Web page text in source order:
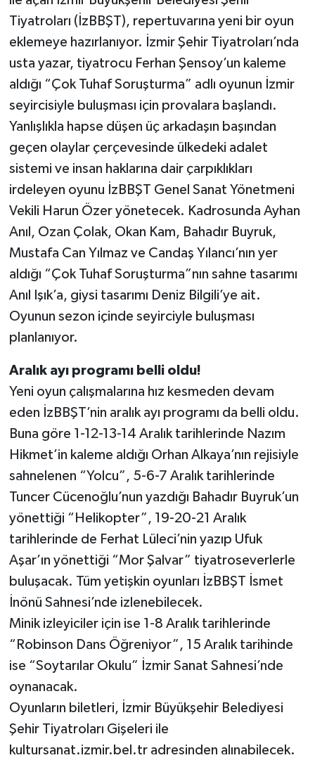
Tiyatroları (İzBBŞT), repertuvarına yeni bir oyun
eklemeye hazırlanıyor. İzmir Şehir Tiyatroları’nda
usta yazar, tiyatrocu Ferhan Şensoy’un kaleme
aldığı “Çok Tuhaf Soruşturma” adlı oyunun İzmir
seyircisiyle buluşması için provalara başlandı.
Yanlışlıkla hapse düşen üç arkadaşın başından
geçen olaylar çerçevesinde ülkedeki adalet
sistemi ve insan haklarına dair çarpıklıkları
irdeleyen oyunu İzBBŞT Genel Sanat Yönetmeni
Vekili Harun Özer yönetecek. Kadrosunda Ayhan
Anıl, Ozan Çolak, Okan Kam, Bahadır Buyruk,
Mustafa Can Yılmaz ve Candaş Yılancı’nın yer
aldığı “Çok Tuhaf Soruşturma”nın sahne tasarımı
Anıl Işık’a, giysi tasarımı Deniz Bilgili’ye ait.
Oyunun sezon içinde seyirciyle buluşması
planlanıyor.
Aralık ayı programı belli oldu!
Yeni oyun çalışmalarına hız kesmeden devam
eden İzBBŞT’nin aralık ayı programı da belli oldu.
Buna göre 1-12-13-14 Aralık tarihlerinde Nazım
Hikmet’in kaleme aldığı Orhan Alkaya’nın rejisiyle
sahnelenen “Yolcu”, 5-6-7 Aralık tarihlerinde
Tuncer Cücenoğlu’nun yazdığı Bahadır Buyruk’un
yönettiği “Helikopter”, 19-20-21 Aralık
tarihlerinde de Ferhat Lüleci’nin yazıp Ufuk
Aşar’ın yönettiği “Mor Şalvar” tiyatroseverlerle
buluşacak. Tüm yetişkin oyunları İzBBŞT İsmet
İnönü Sahnesi’nde izlenebilecek.
Minik izleyiciler için ise 1-8 Aralık tarihlerinde
“Robinson Dans Öğreniyor”, 15 Aralık tarihinde
ise “Soytarılar Okulu” İzmir Sanat Sahnesi’nde
oynanacak.
Oyunların biletleri, İzmir Büyükşehir Belediyesi
Şehir Tiyatroları Gişeleri ile
kultursanat.izmir.bel.tr adresinden alınabilecek.